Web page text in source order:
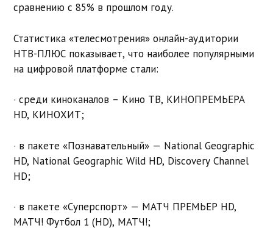
сравнению с 85% в прошлом году.
Статистика «телесмотрения» онлайн-аудитории
НТВ-ПЛЮС показывает, что наиболее популярными
на цифровой платформе стали:
· среди киноканалов – Кино ТВ, КИНОПРЕМЬЕРА
HD, КИНОХИТ;
· в пакете «Познавательный» — National Geographic
HD, National Geographic Wild HD, Discovery Channel
HD;
· в пакете «Суперспорт» — МАТЧ ПРЕМЬЕР HD,
МАТЧ! Футбол 1 (HD), МАТЧ!;